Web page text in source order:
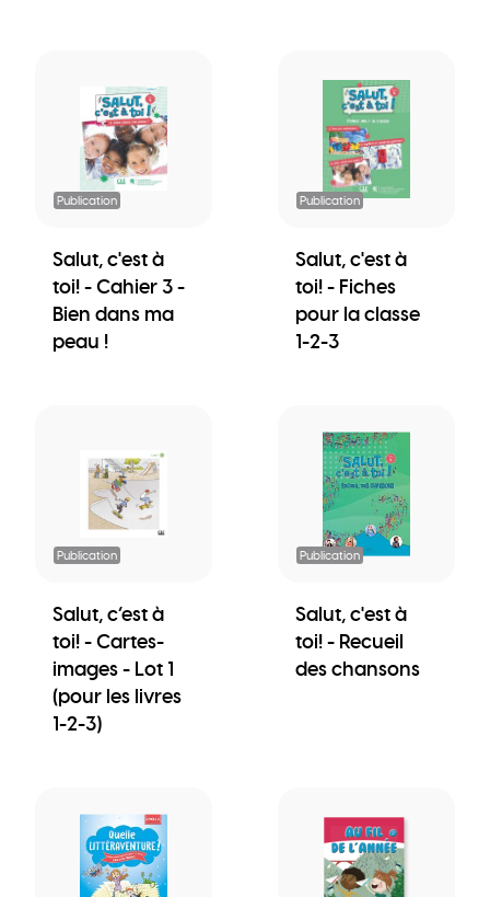
Publication
Salut, c'est à
toi! - Cahier 3 -
Bien dans ma
peau !
Publication
Salut, c'est à
toi! - Fiches
pour la classe
1-2-3
Publication
Salut, c’est à
toi! - Cartes-
images - Lot 1
(pour les livres
1-2-3)
Publication
Salut, c'est à
toi! - Recueil
des chansons